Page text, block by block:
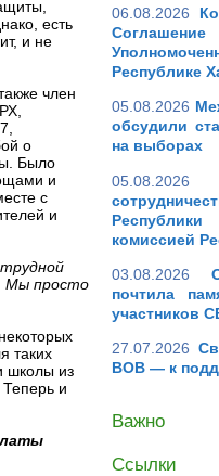
есть
и не
член
о
Было
и
с
и
Мы просто
таких
школы из
и
06.08.2026
Республике
05.08.2026
обсудили
на выборах
05.08.2026
комиссией
03.08.2026
почтила
участников
27.07.2026
ВОВ — к
Важно
Ссылки